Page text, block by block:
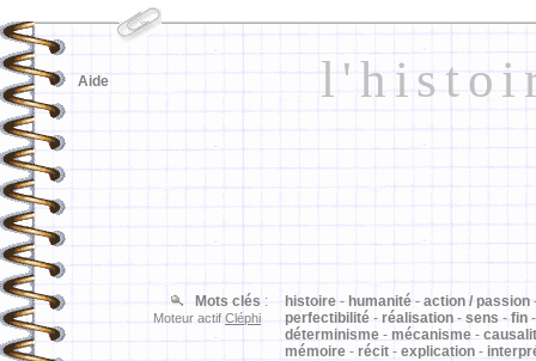
Aide
Mots clés :
Moteur actif Cléphi
histoire - humanité - action / passion
perfectibilité - réalisation - sens - fin
déterminisme - mécanisme -
mémoire - récit - explication -